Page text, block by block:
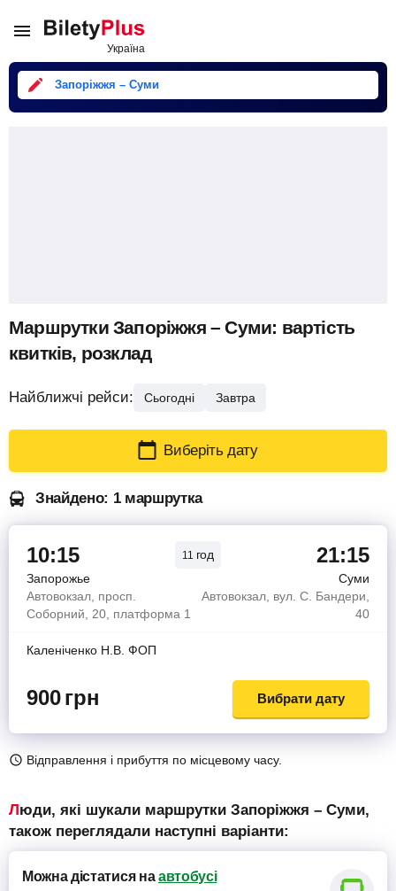
Запоріжжя – Суми
Маршрутки Запоріжжя – Суми: вартість
квитків, розклад
Найближчі рейси: Сьогодні Завтра
Виберіть дату
Знайдено: 1 маршрутка
10:15 11 год 21:15
Запорожье
Суми
Автовокзал, просп.
Соборний, 20, платформа 1
Автовокзал, вул. С. Бандери,
40
Каленiченко Н.В. ФОП
900грн Вибрати дату
Відправлення і прибуття по місцевому часу.
Люди, які шукали маршрутки Запоріжжя – Суми,
також переглядали наступні варіанти:
Можна дістатисяна автобусі